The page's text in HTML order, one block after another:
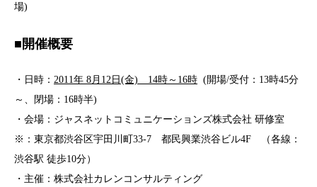
場)
■開催概要
・日時： 2011年 8月12日(金) 14時～16時 (開場/受付：13時45分
～、閉場：16時半)
・会場：ジャスネットコミュニケーションズ株式会社 研修室
※：東京都渋谷区宇田川町33-7 都民興業渋谷ビル4F （各線：
渋谷駅 徒歩10分）
・主催：株式会社カレンコンサルティング